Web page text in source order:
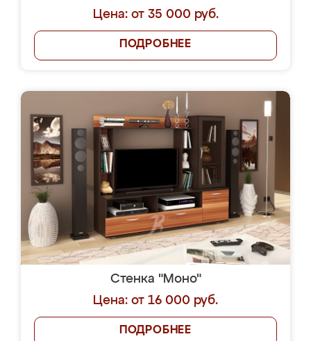
Цена: от 35 000 руб.
ПОДРОБНЕЕ
Стенка "Моно"
Цена: от 16 000 руб.
ПОДРОБНЕЕ